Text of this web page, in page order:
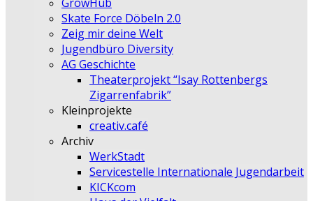
Skate Force Döbeln 2.0
Zeig mir deine Welt
Jugendbüro Diversity
AG Geschichte
Theaterprojekt “Isay Rottenbergs
Zigarrenfabrik”
Kleinprojekte
creativ.café
Archiv
WerkStadt
Servicestelle Internationale Jugendarbeit
KICKcom